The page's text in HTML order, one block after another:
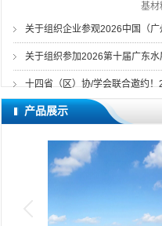
基材
关于组织企业参观2026中国（
关于组织参加2026第十届广东水
十四省（区）协/学会联合邀约
产品展示